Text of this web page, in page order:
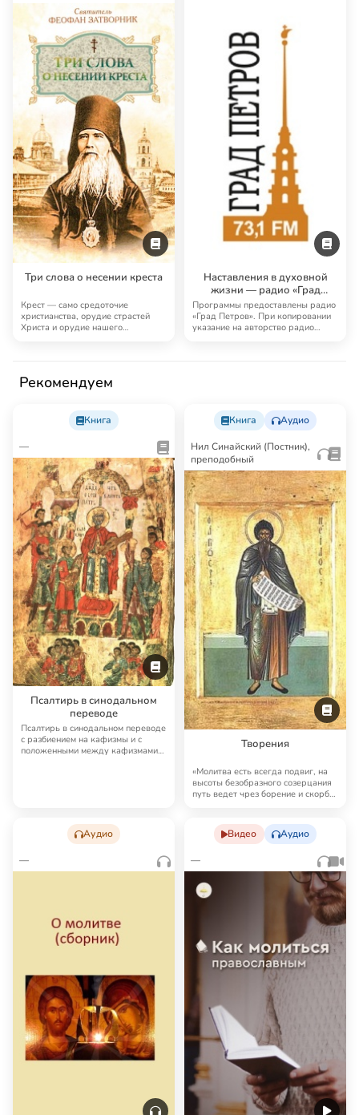
Три слова о несении креста
Крест — само средоточие
христианства, орудие страстей
Христа и орудие нашего
Наставления в духовной
жизни — радио «Град
Петров»
Программы предоставлены радио
«Град Петров». При копировании
указание на авторство радио
Рекомендуем
Книга
—
Псалтирь в синодальном
переводе
Псалтирь в синодальном переводе
с разбиением на кафизмы и с
положенными между кафизмами
Книга Аудио
Нил Синайский (Постник),
преподобный
Творения
«Молитва есть всегда подвиг, на
высоты безобразного созерцания
путь ведет чрез борение и скорбь;
Аудио
—
Видео Аудио
—